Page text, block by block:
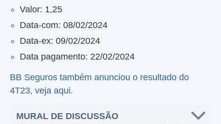
Valor: 1,25
Data-com: 08/02/2024
Data-ex: 09/02/2024
Data pagamento: 22/02/2024
BB Seguros também anunciou o resultado do
4T23, veja aqui.
MURAL DE DISCUSSÃO